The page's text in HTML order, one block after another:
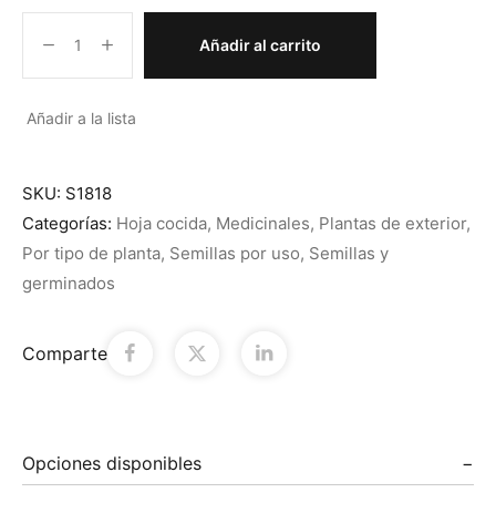
Añadir al carrito
Añadir a la lista
SKU: S1818
Categorías: Hoja cocida, Medicinales, Plantas de exterior,
Por tipo de planta, Semillas por uso, Semillas y
germinados
Comparte
Opciones disponibles